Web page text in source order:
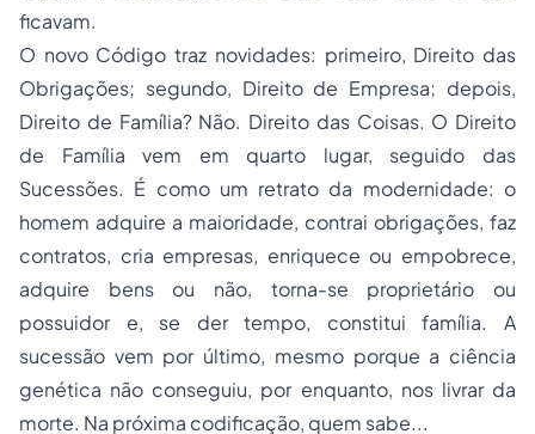
ficavam.
O novo Código traz novidades: primeiro, Direito das
Obrigações; segundo, Direito de Empresa; depois,
Direito de Família? Não. Direito das Coisas. O Direito
de Família vem em quarto lugar, seguido das
Sucessões. É como um retrato da modernidade: o
homem adquire a maioridade, contrai obrigações, faz
contratos, cria empresas, enriquece ou empobrece,
adquire bens ou não, torna-se proprietário ou
possuidor e, se der tempo, constitui família. A
sucessão vem por último, mesmo porque a ciência
genética não conseguiu, por enquanto, nos livrar da
morte. Na próxima codificação, quem sabe...